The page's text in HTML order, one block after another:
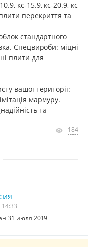
кс-15.9, кс-20.9, кс
перекриття та
стандартного
Спецвироби: міцні
плити для
вашої території:
мармуру.
та
184
31 июля 2019